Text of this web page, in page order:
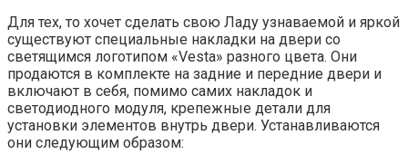
Для тех, то хочет сделать свою Ладу узнаваемой и яркой
существуют специальные накладки на двери со
светящимся логотипом «Vesta» разного цвета. Они
продаются в комплекте на задние и передние двери и
включают в себя, помимо самих накладок и
светодиодного модуля, крепежные детали для
установки элементов внутрь двери. Устанавливаются
они следующим образом: